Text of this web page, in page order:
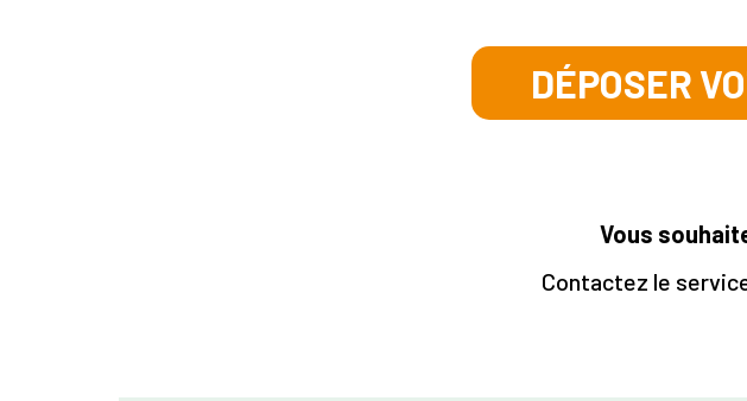
DÉPOSER
Vous
Contactez le